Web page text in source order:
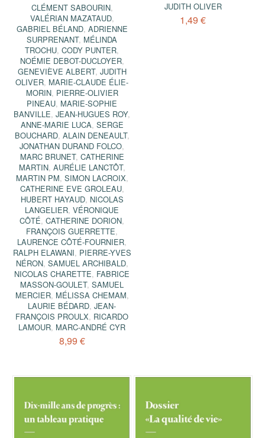
CLÉMENT SABOURIN,
VALÉRIAN MAZATAUD,
GABRIEL BÉLAND, ADRIENNE
SURPRENANT, MÉLINDA
TROCHU,CODY PUNTER,
NOÉMIE DEBOT-DUCLOYER,
GENEVIÈVE ALBERT, JUDITH
OLIVER, MARIE-CLAUDE ÉLIE-
MORIN, PIERRE-OLIVIER
PINEAU, MARIE-SOPHIE
BANVILLE,JEAN-HUGUES ROY,
ANNE-MARIE LUCA, SERGE
BOUCHARD, ALAIN DENEAULT,
JONATHAN DURAND FOLCO,
MARC BRUNET, CATHERINE
MARTIN, AURÉLIE LANCTÔT,
MARTIN PM, SIMON LACROIX,
CATHERINE EVE GROLEAU,
HUBERT HAYAUD, NICOLAS
LANGELIER,VÉRONIQUE
CÔTÉ,CATHERINE DORION,
FRANÇOIS GUERRETTE,
LAURENCE CÔTÉ-FOURNIER,
RALPH ELAWANI, PIERRE-YVES
NÉRON, SAMUEL ARCHIBALD,
NICOLAS CHARETTE, FABRICE
MASSON-GOULET,SAMUEL
MERCIER, MÉLISSA CHEMAM,
LAURIE BÉDARD,JEAN-
FRANÇOIS PROULX, RICARDO
LAMOUR, MARC-ANDRÉ CYR
8,99 €
JUDITH OLIVER
1,49 €